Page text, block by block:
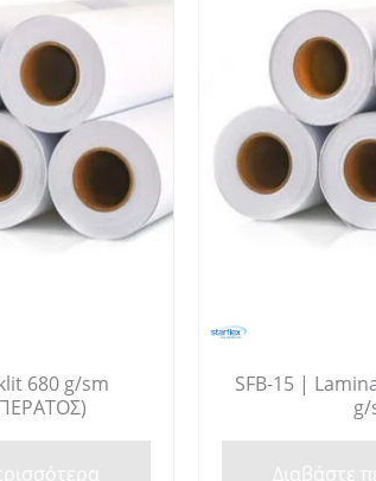
680 g/sm
SFB-15 |
g/
Διαβάστε